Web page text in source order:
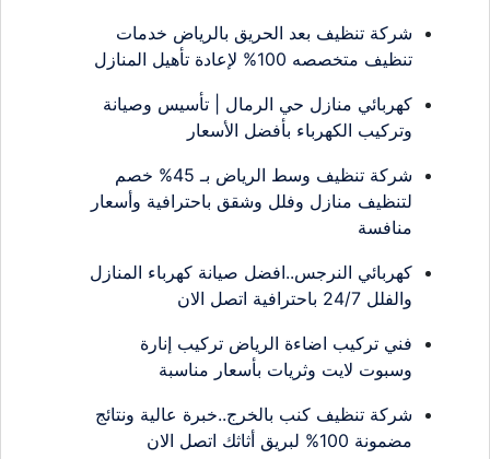
شركة تنظيف بعد الحريق بالرياض خدمات
تنظيف متخصصه 100% لإعادة تأهيل المنازل
كهربائي منازل حي الرمال | تأسيس وصيانة
وتركيب الكهرباء بأفضل الأسعار
شركة تنظيف وسط الرياض بـ 45% خصم
لتنظيف منازل وفلل وشقق باحترافية وأسعار
منافسة
كهربائي النرجس..افضل صيانة كهرباء المنازل
والفلل 24/7 باحترافية اتصل الان
فني تركيب اضاءة الرياض تركيب إنارة
وسبوت لايت وثريات بأسعار مناسبة
شركة تنظيف كنب بالخرج..خبرة عالية ونتائج
مضمونة 100% لبريق أثاثك اتصل الان